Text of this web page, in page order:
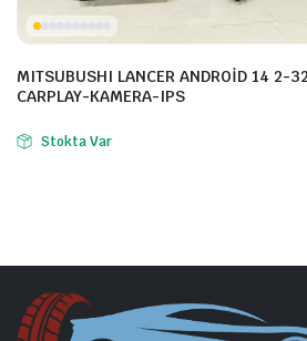
MITSUBUSHI LANCER ANDROİD 14 2-
CARPLAY-KAMERA-IPS
Stokta Var